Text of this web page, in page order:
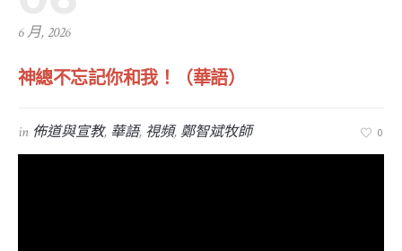
6 月, 2026
神總不忘記你和我！（華語）
in 佈道與宣教, 華語, 視頻,鄭智斌牧師 0